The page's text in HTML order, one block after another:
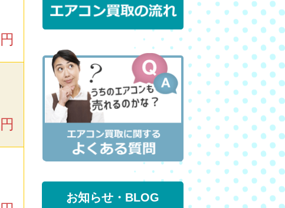
円
円
お知らせ・BLOG